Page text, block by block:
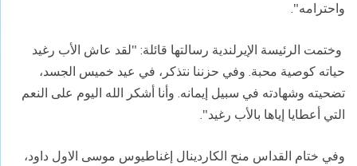
واحترامه".
وختمت الرئيسة الإيرلندية رسالتها قائلة: "لقد عاش الأب رغيد
حياته كوصية محبة. وفي حزننا نتذكر، في عيد خميس الجسد،
تضحيته وشهادته في سبيل إيمانه. وأنا أشكر الله اليوم على النعم
التي أعطايا إياها بالأب رغيد".
وفي ختام القداس منح الكاردينال إغناطيوس موسى الاول داود،